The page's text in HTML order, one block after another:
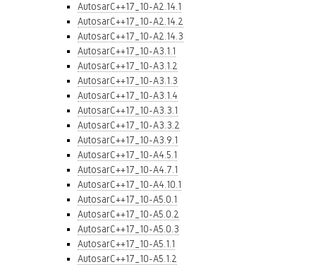
AutosarC++17_10-A2.14.1
AutosarC++17_10-A2.14.2
AutosarC++17_10-A2.14.3
AutosarC++17_10-A3.1.1
AutosarC++17_10-A3.1.2
AutosarC++17_10-A3.1.3
AutosarC++17_10-A3.1.4
AutosarC++17_10-A3.3.1
AutosarC++17_10-A3.3.2
AutosarC++17_10-A3.9.1
AutosarC++17_10-A4.5.1
AutosarC++17_10-A4.7.1
AutosarC++17_10-A4.10.1
AutosarC++17_10-A5.0.1
AutosarC++17_10-A5.0.2
AutosarC++17_10-A5.0.3
AutosarC++17_10-A5.1.1
AutosarC++17_10-A5.1.2